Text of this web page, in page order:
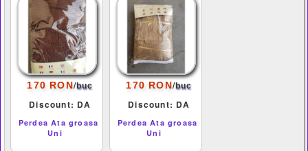
170 RON/buc
Discount: DA
Perdea Ata groasa
Uni
170 RON/buc
Discount: DA
Perdea Ata groasa
Uni